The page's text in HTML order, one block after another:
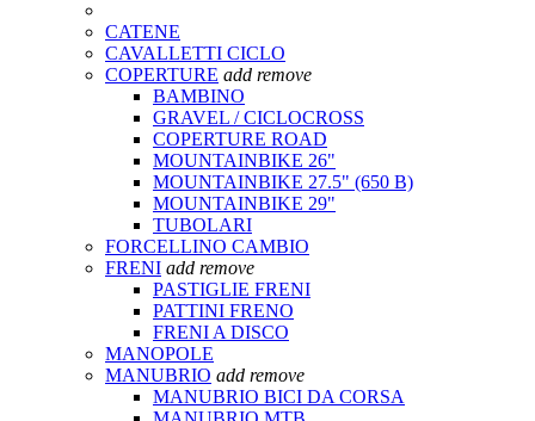
CATENE
CAVALLETTI CICLO
COPERTURE add remove
BAMBINO
GRAVEL / CICLOCROSS
COPERTURE ROAD
MOUNTAINBIKE 26"
MOUNTAINBIKE 27.5" (650 B)
MOUNTAINBIKE 29"
TUBOLARI
FORCELLINO CAMBIO
FRENI add remove
PASTIGLIE FRENI
PATTINI FRENO
FRENI A DISCO
MANOPOLE
MANUBRIO add remove
MANUBRIO BICI DA CORSA